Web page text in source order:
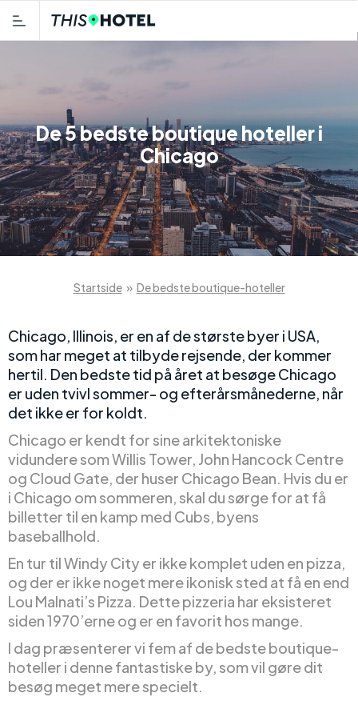
De 5 bedste boutique hoteller i
Chicago
Startside » De bedste boutique-hoteller
Chicago, Illinois, er en af de største byer i USA,
som har meget at tilbyde rejsende, der kommer
hertil. Den bedste tid på året at besøge Chicago
er uden tvivl sommer- og efterårsmånederne, når
det ikke er for koldt.
Chicago er kendt for sine arkitektoniske
vidundere som Willis Tower, John Hancock Centre
og Cloud Gate, der huser Chicago Bean. Hvis du er
i Chicago om sommeren, skal du sørge for at få
billetter til en kamp med Cubs, byens
baseballhold.
En tur til Windy City er ikke komplet uden en pizza,
og der er ikke noget mere ikonisk sted at få en end
Lou Malnati’s Pizza. Dette pizzeria har eksisteret
siden 1970’erne og er en favorit hos mange.
I dag præsenterer vi fem af de bedste boutique-
hoteller i denne fantastiske by, som vil gøre dit
besøg meget mere specielt.